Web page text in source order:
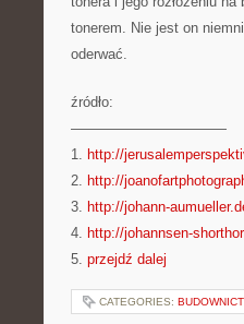
tonerem. Nie jest on
oderwać.
źródło:
———————————
1. http://
2. http://
3. http://johann-
4. http://johannsen-
5. przejdź dalej
CATEGORIES: